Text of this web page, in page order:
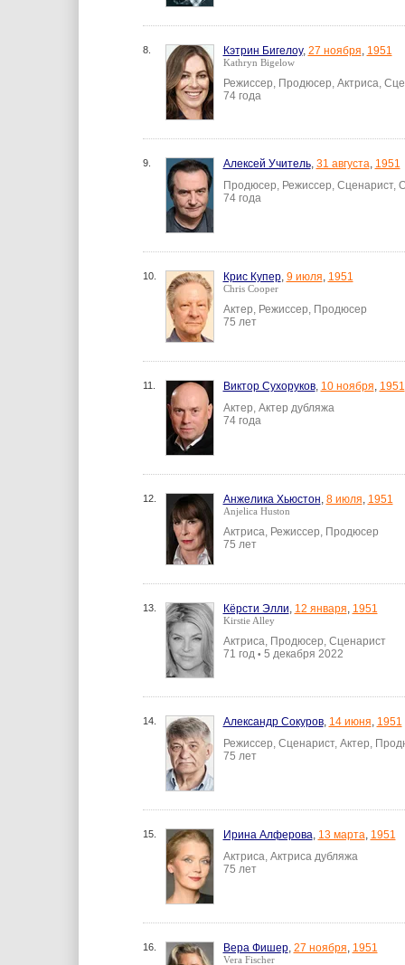
8. Кэтрин Бигелоу, 27 ноября, 1951
Kathryn Bigelow
Режиссер, Продюсер, Актриса,
74 года
9. Алексей Учитель, 31 августа, 1951
Продюсер, Режиссер, Сценарист,
74 года
10. Крис Купер, 9 июля, 1951
Chris Cooper
Актер, Режиссер, Продюсер
75 лет
11. Виктор Сухоруков, 10 ноября, 1951
Актер, Актер дубляжа
74 года
12. Анжелика Хьюстон, 8 июля, 1951
Anjelica Huston
Актриса, Режиссер, Продюсер
75 лет
13. Кёрсти Элли, 12 января, 1951
Kirstie Alley
Актриса, Продюсер, Сценарист
71 год • 5 декабря 2022
14. Александр Сокуров, 14 июня, 1951
Режиссер, Сценарист, Актер,
75 лет
15. Ирина Алферова, 13 марта, 1951
Актриса, Актриса дубляжа
75 лет
16. Вера Фишер, 27 ноября, 1951
Vera Fischer